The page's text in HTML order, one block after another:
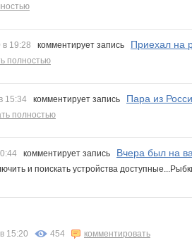
в 19:28 комментирует запись Приехал на
полностью
15:34 комментирует запись Пара из
полностью
комментирует запись Вчера был на
и поискать устройства
15:20 454 комментировать